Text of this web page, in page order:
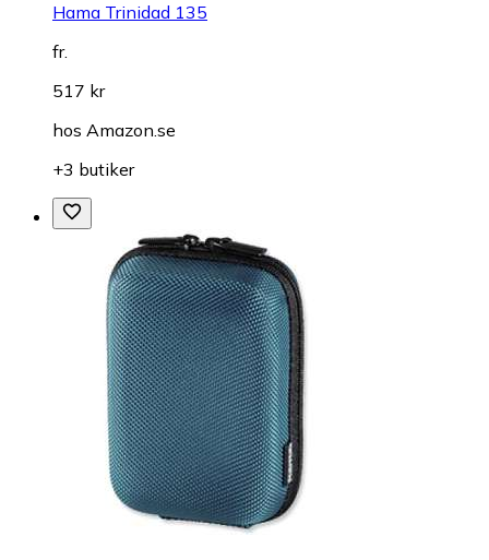
Hama Trinidad 135
fr.
517 kr
hos Amazon.se
+3 butiker